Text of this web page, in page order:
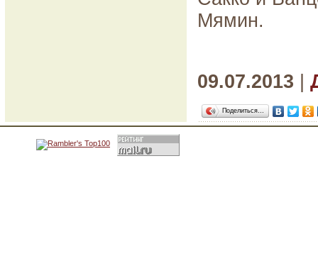
Мямин.
09.07.2013
Поделиться…